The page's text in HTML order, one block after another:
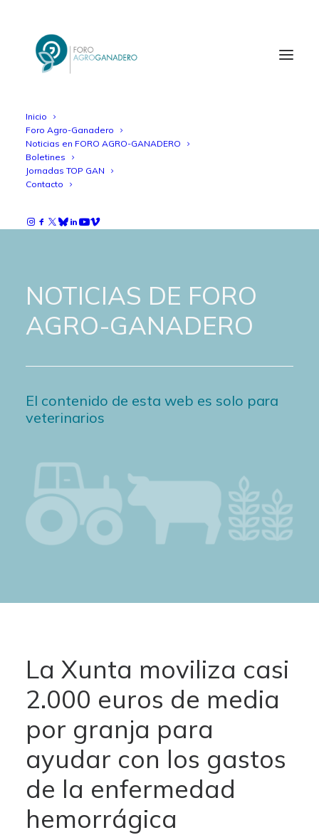
Inicio
Foro Agro-Ganadero
Noticias en FORO AGRO-GANADERO
Boletines
Jornadas TOP GAN
Contacto
NOTICIAS DE FORO
AGRO-GANADERO
El contenido de esta web es solo para
veterinarios
La Xunta moviliza casi
2.000 euros de media
por granja para
ayudar con los gastos
de la enfermedad
hemorrágica